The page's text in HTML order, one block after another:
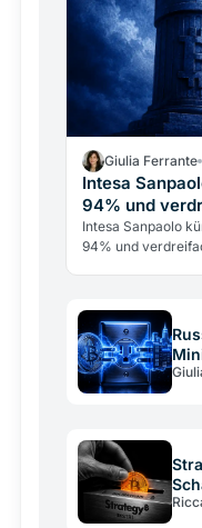
Giulia Ferrante
Intesa
94% und
Intesa Sanpaolo
94% und